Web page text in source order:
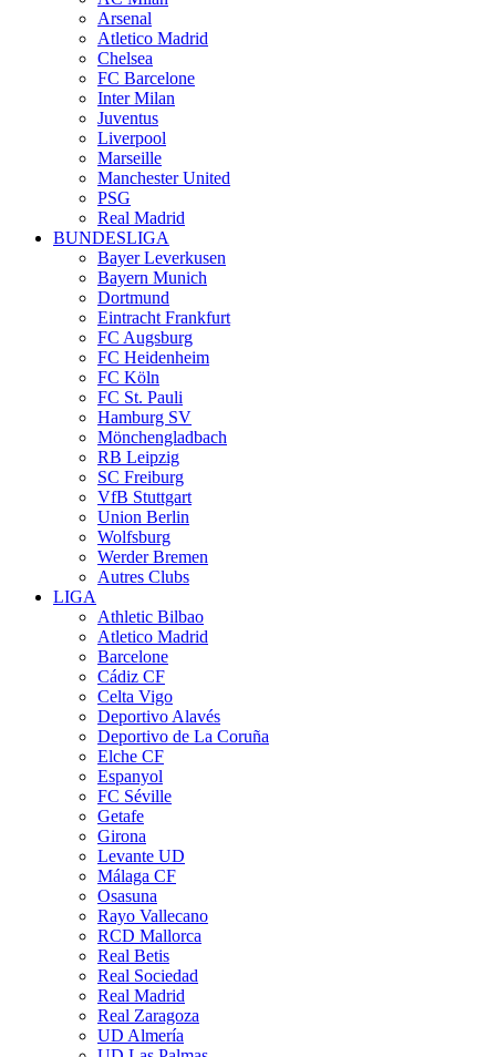
Arsenal
Atletico Madrid
Chelsea
FC Barcelone
Inter Milan
Juventus
Liverpool
Marseille
Manchester United
PSG
Real Madrid
BUNDESLIGA
Bayer Leverkusen
Bayern Munich
Dortmund
Eintracht Frankfurt
FC Augsburg
FC Heidenheim
FC Köln
FC St. Pauli
Hamburg SV
Mönchengladbach
RB Leipzig
SC Freiburg
VfB Stuttgart
Union Berlin
Wolfsburg
Werder Bremen
Autres Clubs
LIGA
Athletic Bilbao
Atletico Madrid
Barcelone
Cádiz CF
Celta Vigo
Deportivo Alavés
Deportivo de La Coruña
Elche CF
Espanyol
FC Séville
Getafe
Girona
Levante UD
Málaga CF
Osasuna
Rayo Vallecano
RCD Mallorca
Real Betis
Real Sociedad
Real Madrid
Real Zaragoza
UD Almería